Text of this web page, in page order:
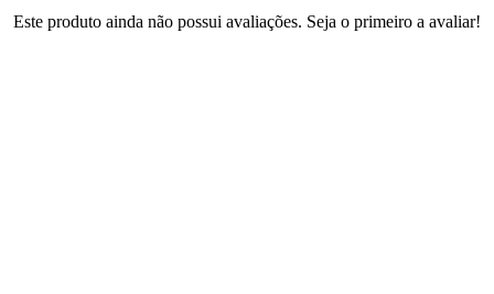
Este produto ainda não possui avaliações. Seja o primeiro a avaliar!